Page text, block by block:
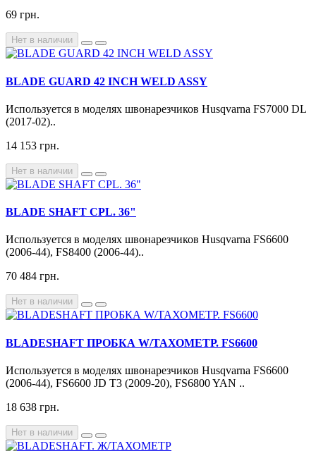
69 грн.
Нет в наличии
BLADE GUARD 42 INCH WELD ASSY
Используется в моделях швонарезчиков Husqvarna FS7000 DL
(2017-02)..
14 153 грн.
Нет в наличии
BLADE SHAFT CPL. 36"
Используется в моделях швонарезчиков Husqvarna FS6600
(2006-44), FS8400 (2006-44)..
70 484 грн.
Нет в наличии
BLADESHAFT ПРОБКА W/ТАХОМЕТР. FS6600
Используется в моделях швонарезчиков Husqvarna FS6600
(2006-44), FS6600 JD T3 (2009-20), FS6800 YAN ..
18 638 грн.
Нет в наличии